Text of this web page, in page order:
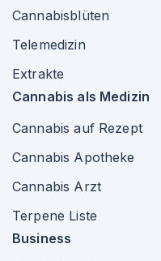
Cannabisblüten
Telemedizin
Extrakte
Cannabis als Medizin
Cannabis auf Rezept
Cannabis Apotheke
Cannabis Arzt
Terpene Liste
Business